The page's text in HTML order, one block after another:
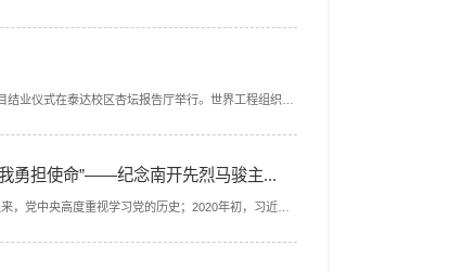
业仪式在泰达校区杏坛报告厅举行。世界工程组织联
勇担使命”——纪念南开先烈马骏主...
党中央高度重视学习党的历史；2020年初，习近平